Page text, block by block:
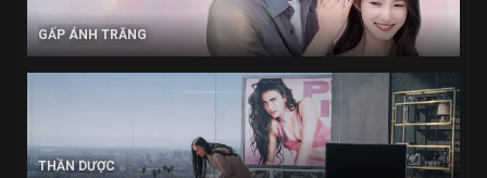
GẤP ÁNH TRĂNG
THẦN DƯỢC